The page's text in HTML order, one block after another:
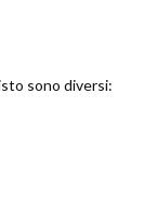
sono diversi: